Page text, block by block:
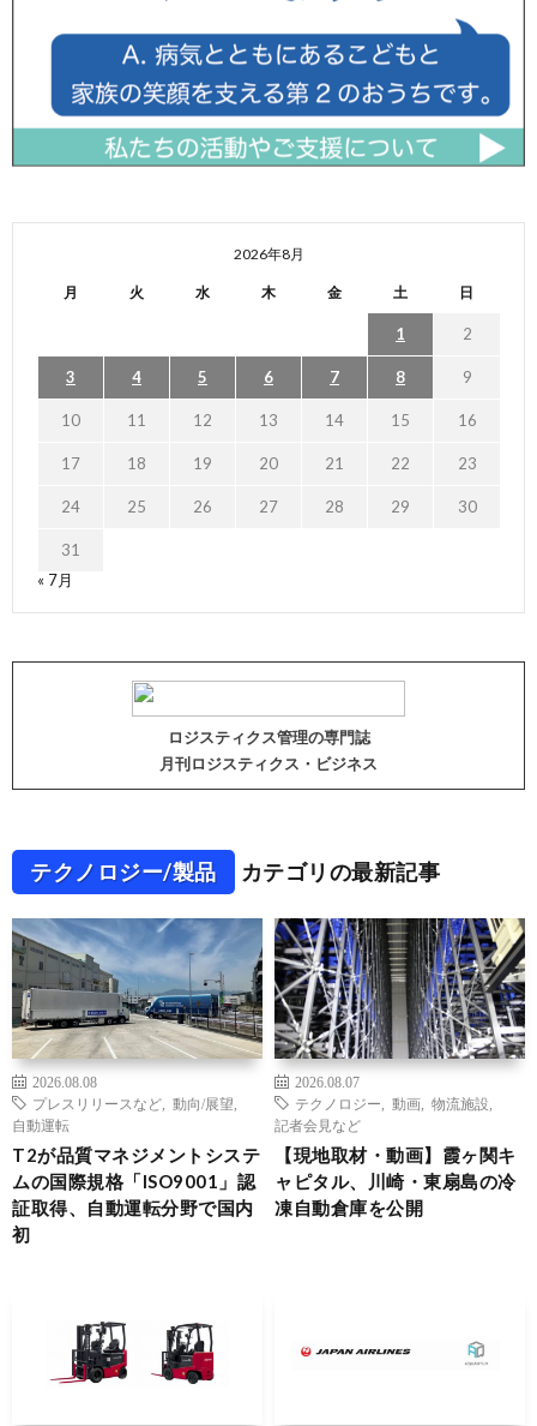
2026年8月
月 火 水 木 金 土 日
1 2
3 4 5 6 7 8 9
10 11 12 13 14 15 16
17 18 19 20 21 22 23
24 25 26 27 28 29 30
31
« 7月
ロジスティクス管理の専門誌
月刊ロジスティクス・ビジネス
テクノロジー/製品 カテゴリの最新記事
2026.08.08
プレスリリースなど
動向/展望
自動運転
T2が品質マネジメントシステ
ムの国際規格「ISO9001」認
証取得、自動運転分野で国内
初
2026.08.07
テクノロジー
動画 物流施設
記者会見など
【現地取材・動画】霞ヶ関キ
ャピタル、川崎・東扇島の冷
凍自動倉庫を公開